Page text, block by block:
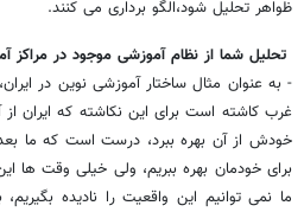
ظواهر تحلیل شود،الگو برداری می کنند.
تحلیل شما از نظام آموزشی موجود در
- به عنوان مثال ساختار آموزشی نوین در
غرب کاشته است برای این نکاشته که ایران
خودش از آن بهره ببرد، درست است که ما بعد
برای خودمان بهره ببریم، ولی خیلی وقت ها
ما نمی توانیم این واقعیت را نادیده